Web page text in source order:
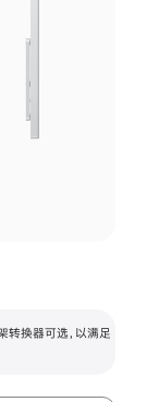
换器可选，以满足